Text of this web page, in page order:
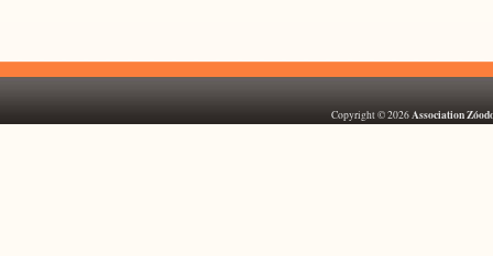
Copyright © 2026Association